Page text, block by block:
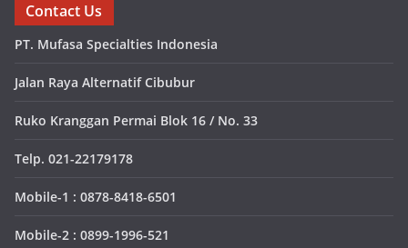
Contact Us
PT. Mufasa Specialties Indonesia
Jalan Raya Alternatif Cibubur
Ruko Kranggan Permai Blok 16 / No. 33
Telp. 021-22179178
Mobile-1 : 0878-8418-6501
Mobile-2 : 0899-1996-521